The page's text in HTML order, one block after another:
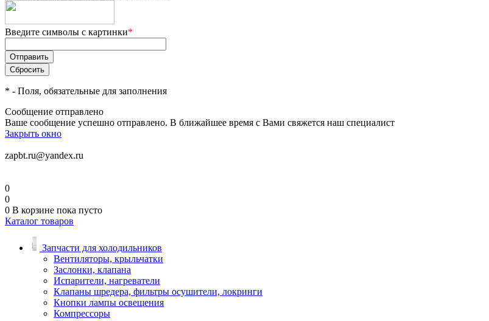
Введите символы с картинки*
* - Поля, обязательные для заполнения
Сообщение отправлено
Ваше сообщение успешно отправлено. В ближайшее время с Вами свяжется наш специалист
Закрыть окно
zapbt.ru@yandex.ru
0
0
0 В корзине пока пусто
Каталог товаров
Запчасти для холодильников
Вентиляторы, крыльчатки
Заслонки, клапана
Испарители, нагреватели
Клапаны шредера, фильтры осушители, локринги
Кнопки лампы освещения
Компрессоры